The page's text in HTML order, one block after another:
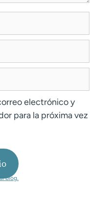
electrónico y
para la próxima vez
blog.